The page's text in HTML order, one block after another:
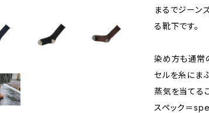
まるでジーン
る靴下です。
染め方も通常
セルを糸にまぶ
蒸気を当てる
スペック＝